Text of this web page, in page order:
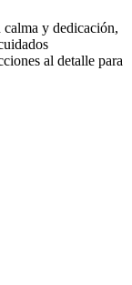
y dedicación,
al detalle para